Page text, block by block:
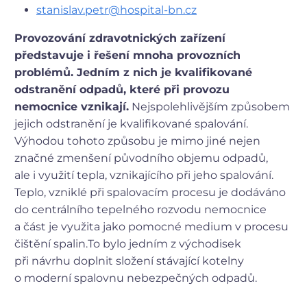
stanislav.petr@hospital-bn.cz
Provozování zdravotnických zařízení
představuje i řešení mnoha provozních
problémů. Jedním z nich je kvalifikované
odstranění odpadů, které při provozu
nemocnice vznikají. Nejspolehlivějším způsobem
jejich odstranění je kvalifikované spalování.
Výhodou tohoto způsobu je mimo jiné nejen
značné zmenšení původního objemu odpadů,
ale i využití tepla, vznikajícího při jeho spalování.
Teplo, vzniklé při spalovacím procesu je dodáváno
do centrálního tepelného rozvodu nemocnice
a část je využita jako pomocné medium v procesu
čištění spalin.To bylo jedním z východisek
při návrhu doplnit složení stávající kotelny
o moderní spalovnu nebezpečných odpadů.